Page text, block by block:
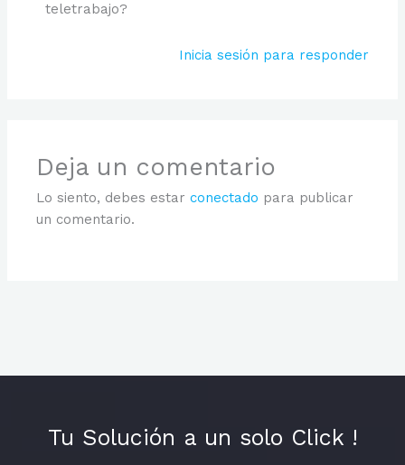
teletrabajo?
Inicia sesión para responder
Deja un comentario
Lo siento, debes estarconectado para publicar
un comentario.
Tu Solución a un solo Click !